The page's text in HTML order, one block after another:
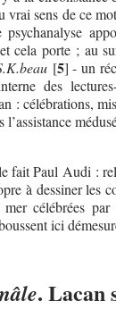
vrai sens de ce
cela porte ; au
[5] - un
des
: célébrations,
fait Paul Audi :
à dessiner les
célébrées
ici
. Lacan